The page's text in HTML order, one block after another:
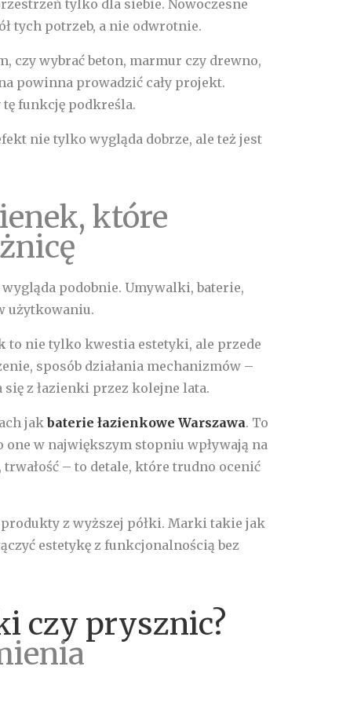
tylko dla siebie. Nowoczesne
tych potrzeb, a nie odwrotnie.
czy wybrać beton, marmur czy drewno,
powinna prowadzić cały projekt.
funkcję podkreśla.
nie tylko wygląda dobrze, ale też jest
które
podobnie. Umywalki, baterie,
użytkowaniu.
to nie tylko kwestia estetyki, ale przede
sposób działania mechanizmów –
z łazienki przez kolejne lata.
jakbaterie łazienkowe Warszawa. To
one w największym stopniu wpływają na
– to detale, które trudno ocenić
produkty z wyższej półki. Marki takie jak
estetykę z funkcjonalnością bez
czy prysznic?